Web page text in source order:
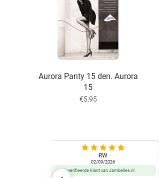
Aurora Panty 15 den. Aurora
15
€5,95
RW
02/09/2026
Geverifieerde klant van Jambelles.nl